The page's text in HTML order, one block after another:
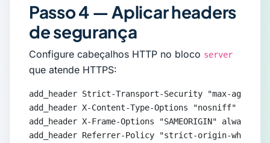
Passo 4 — Aplicar headers
de segurança
Configure cabeçalhos HTTP no bloco server
que atende HTTPS:
add_header Strict-Transport-Security "max-
add_header X-Content-Type-Options "nosniff"
add_header X-Frame-Options "SAMEORIGIN" always;
add_header Referrer-Policy "strict-origin-when-